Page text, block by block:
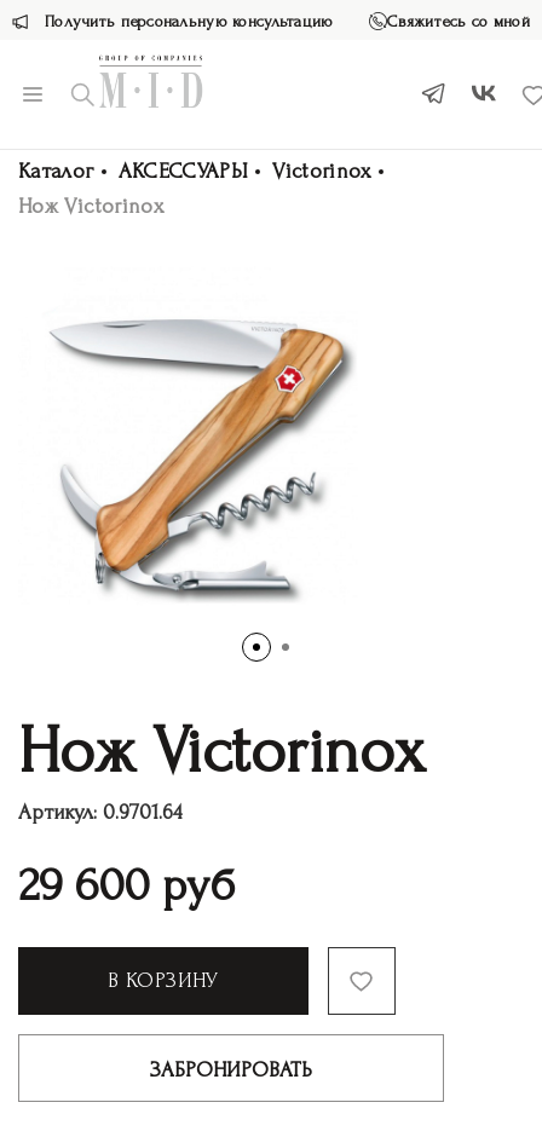
Получить персональную консультацию Свяжитесь со мной
Каталог АКСЕССУАРЫ
Victorinox
Нож Victorinox
Нож Victorinox
Артикул: 0.9701.64
29 600 руб
В КОРЗИНУ
ЗАБРОНИРОВАТЬ